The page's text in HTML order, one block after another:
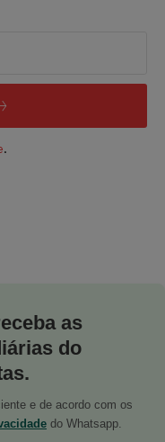
.
as
do
e de acordo com os
do Whatsapp.